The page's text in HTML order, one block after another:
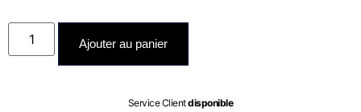
Ajouter au panier